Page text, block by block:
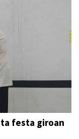
festa giroan